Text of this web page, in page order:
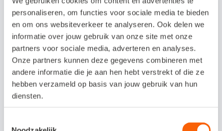
personaliseren, om functies voor sociale media te bieden
en om ons websiteverkeer te analyseren. Ook delen we
informatie over jouw gebruik van onze site met onze
partners voor sociale media, adverteren en analyses.
Onze partners kunnen deze gegevens combineren met
andere informatie die je aan hen hebt verstrekt of die ze
hebben verzameld op basis van jouw gebruik van hun
diensten.
bijlage. Bonnetjes en inkoopfacturen
kunnen worden gescand en ingelezen in de
administratie. Bij het opslaan maakt
Snelstart meteen een inkoopboeking aan. U
controleert deze en vult de boeking
eventueel aan.
klant liever aan u overlaat, doet u zelf. Denk